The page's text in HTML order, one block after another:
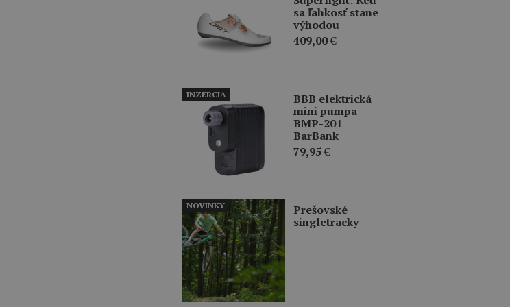
sa ľahkosť stane
výhodou
409,00€
BBB elektrická
mini pumpa
BMP-201
BarBank
79,95€
INZERCIA
Prešovské
singletracky
NOVINKY